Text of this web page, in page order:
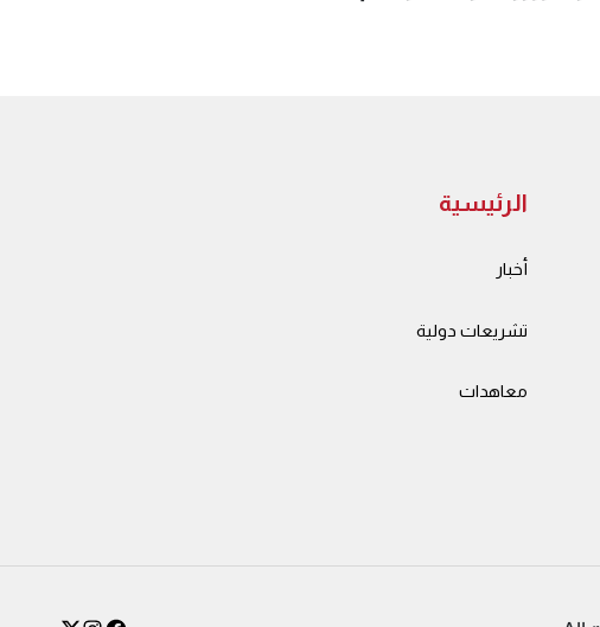
الرئيسية
أخبار
تشريعات دولية
معاهدات